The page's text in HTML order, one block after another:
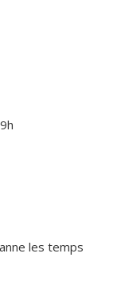
les temps